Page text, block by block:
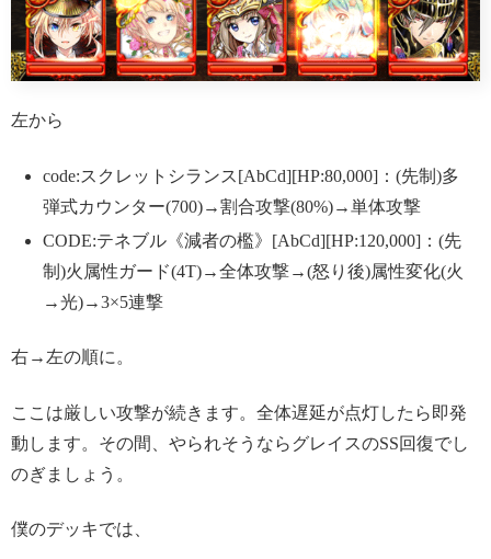
左から
code:スクレットシランス[AbCd][HP:80,000]：(先制)多
弾式カウンター(700)→割合攻撃(80%)→単体攻撃
CODE:テネブル《減者の檻》[AbCd][HP:120,000]：(先
制)火属性ガード(4T)→全体攻撃→(怒り後)属性変化(火
→光)→3×5連撃
右→左の順に。
ここは厳しい攻撃が続きます。全体遅延が点灯したら即発
動します。その間、やられそうならグレイスのSS回復でし
のぎましょう。
僕のデッキでは、